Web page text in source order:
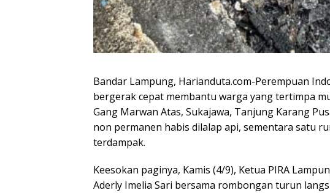
Bandar Lampung, Harianduta.com-Perempuan
bergerak cepat membantu warga yang tertimpa
Gang Marwan Atas, Sukajawa, Tanjung Karang
non permanen habis dilalap api, sementara satu
terdampak.
Keesokan paginya, Kamis (4/9), Ketua PIRA
Aderly Imelia Sari bersama rombongan turun